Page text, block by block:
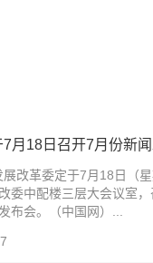
7月18日召开7月份新
改革委定于7月18日（
委中配楼三层大会议室
布会。（中国网）...